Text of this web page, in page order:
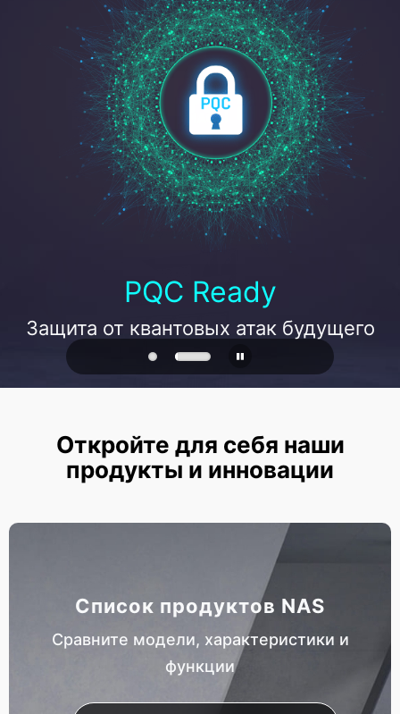
PQC Ready
Защита от квантовых атак будущего
Откройте для себя наши
продукты и инновации
Список продуктов NAS
Сравните модели, характеристики и
функции